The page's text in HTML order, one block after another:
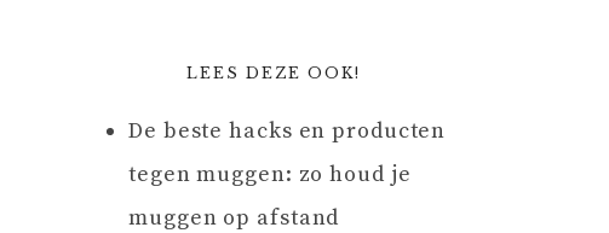
LEES DEZE OOK!
De beste hacks en producten
tegen muggen: zo houd je
muggen op afstand